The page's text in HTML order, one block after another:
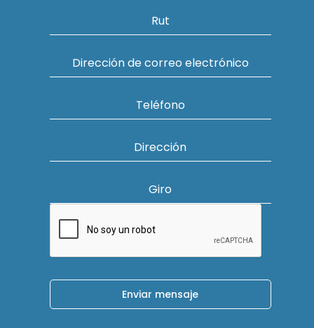
Rut
Dirección de correo electrónico
Teléfono
Dirección
Giro
Enviar mensaje